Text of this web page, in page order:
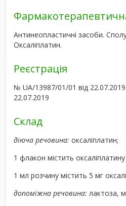
Антинеопластичні засоби.
Оксаліплатин.
Реєстрація
№ UA/13987/01/01 від
22.07.2019
Склад
діюча речовина: оксаліплатин;
1 флакон містить
1 мл розчину містить 5 мг
допоміжна речовина: лактоза,